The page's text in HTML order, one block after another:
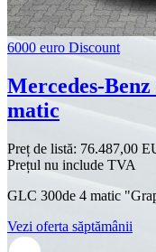
6000 euro Discount
Mercedes-
matic
Preț de listă: 76.487,00
Prețul nu include TVA
GLC 300de 4 matic
Vezi oferta săptămânii